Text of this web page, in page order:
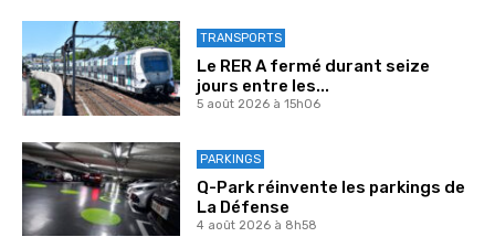
TRANSPORTS
Le RER A fermé durant seize
jours entre les...
5 août 2026 à 15h06
PARKINGS
Q-Park réinvente les parkings de
La Défense
4 août 2026 à 8h58